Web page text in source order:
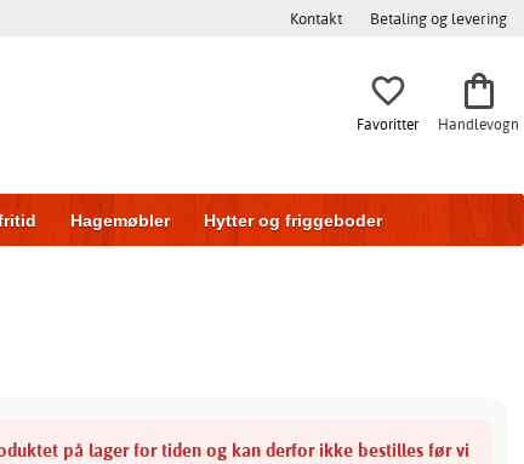
Kontakt Betaling og levering
Favoritter Handlevogn
Hagemøbler Hytter og friggeboder
på lager for tiden og kan derfor ikke bestilles før vi